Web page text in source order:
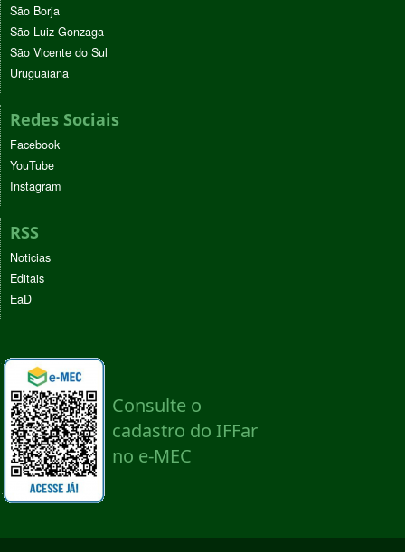
São Borja
São Luiz Gonzaga
São Vicente do Sul
Uruguaiana
Redes Sociais
Facebook
YouTube
Instagram
RSS
Noticias
Editais
EaD